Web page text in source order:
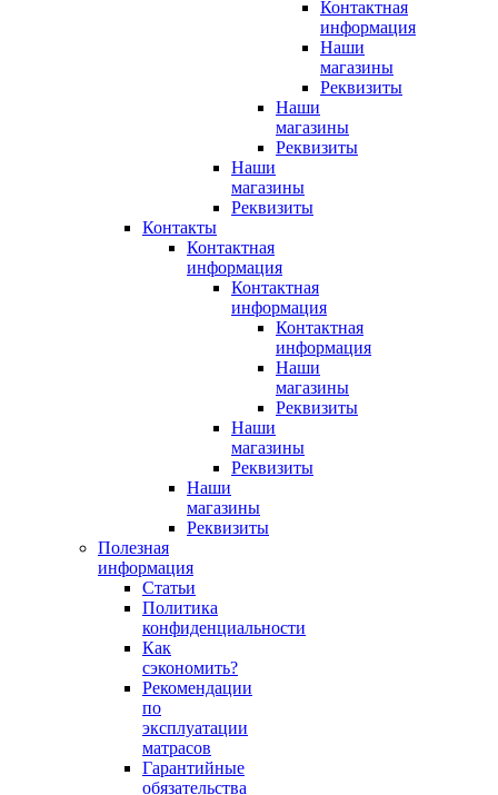
Контактная
информация
Наши
магазины
Реквизиты
Наши
магазины
Реквизиты
Наши
магазины
Реквизиты
Контакты
Контактная
информация
Контактная
информация
Контактная
информация
Наши
магазины
Реквизиты
Наши
магазины
Реквизиты
Наши
магазины
Реквизиты
Полезная
информация
Статьи
Политика
конфиденциальности
Как
сэкономить?
Рекомендации
по
эксплуатации
матрасов
Гарантийные
обязательства